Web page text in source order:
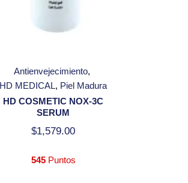
Antienvejecimiento
HD MEDICAL Piel Madura
HD COSMETIC NOX-3C
SERUM
$1,579.00
545Puntos